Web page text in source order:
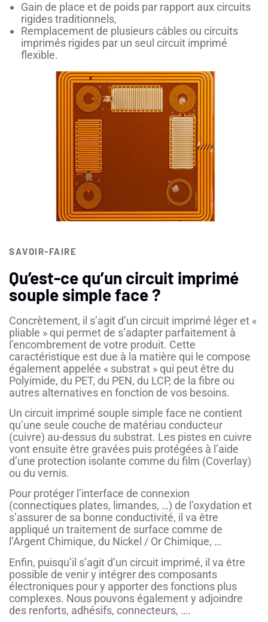
Gain de place et de poids par rapport aux circuits
rigides traditionnels,
Remplacement de plusieurs câbles ou circuits
imprimés rigides par un seul circuit imprimé
flexible.
SAVOIR-FAIRE
Qu’est-ce qu’un circuit imprimé
souple simple face ?
Concrètement, il s’agit d’un circuit imprimé léger et «
pliable » qui permet de s’adapter parfaitement à
l’encombrement de votre produit. Cette
caractéristique est due à la matière qui le compose
également appelée « substrat » qui peut être du
Polyimide, du PET, du PEN, du LCP, de la fibre ou
autres alternatives en fonction de vos besoins.
Un circuit imprimé souple simple face ne contient
qu’une seule couche de matériau conducteur
(cuivre) au-dessus du substrat. Les pistes en cuivre
vont ensuite être gravées puis protégées à l’aide
d’une protection isolante comme du film (Coverlay)
ou du vernis.
Pour protéger l’interface de connexion
(connectiques plates, limandes, …) de l’oxydation et
s’assurer de sa bonne conductivité, il va être
appliqué un traitement de surface comme de
l’Argent Chimique, du Nickel / Or Chimique, …
Enfin, puisqu’il s’agit d’un circuit imprimé, il va être
possible de venir y intégrer des composants
électroniques pour y apporter des fonctions plus
complexes. Nous pouvons également y adjoindre
des renforts, adhésifs, connecteurs, ….